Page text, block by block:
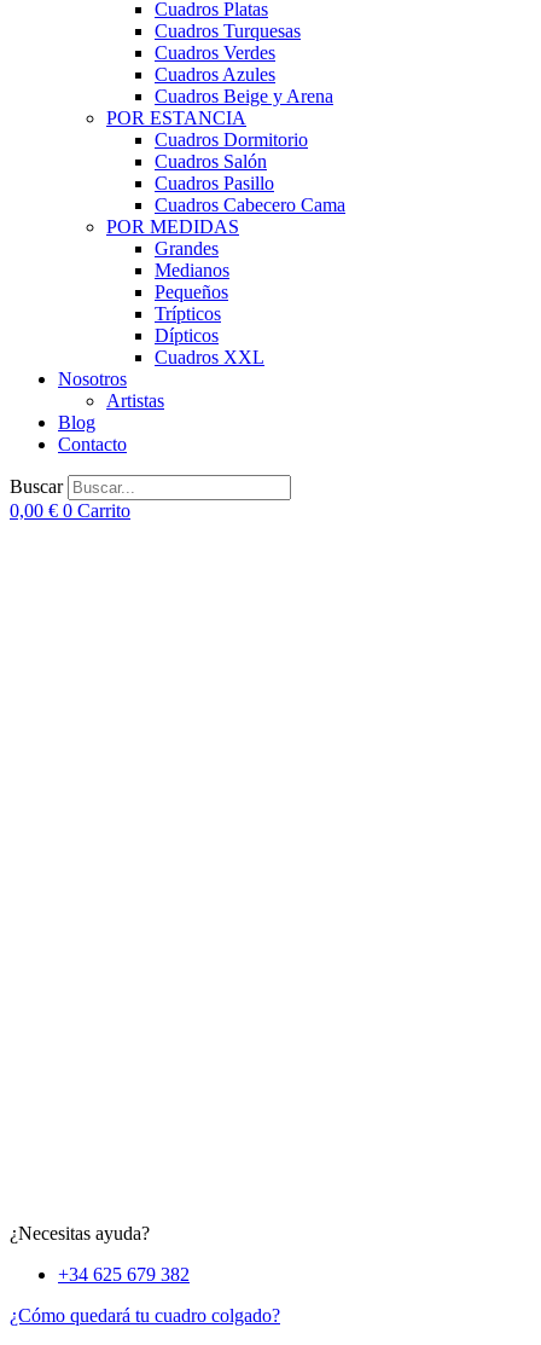
Cuadros Platas
Cuadros Turquesas
Cuadros Verdes
Cuadros Azules
Cuadros Beige y Arena
POR ESTANCIA
Cuadros Dormitorio
Cuadros Salón
Cuadros Pasillo
Cuadros Cabecero Cama
POR MEDIDAS
Grandes
Medianos
Pequeños
Trípticos
Dípticos
Cuadros XXL
Nosotros
Artistas
Blog
Contacto
Buscar
0,00 € 0 Carrito
¿Necesitas ayuda?
+34 625 679 382
¿Cómo quedará tu cuadro colgado?